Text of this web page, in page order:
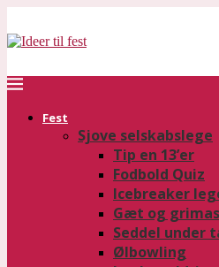
Fest
Sjove selskabslege
Tip en 13’er
Fodbold Quiz
Icebreaker
Gæt og
Seddel under
Ølbowling